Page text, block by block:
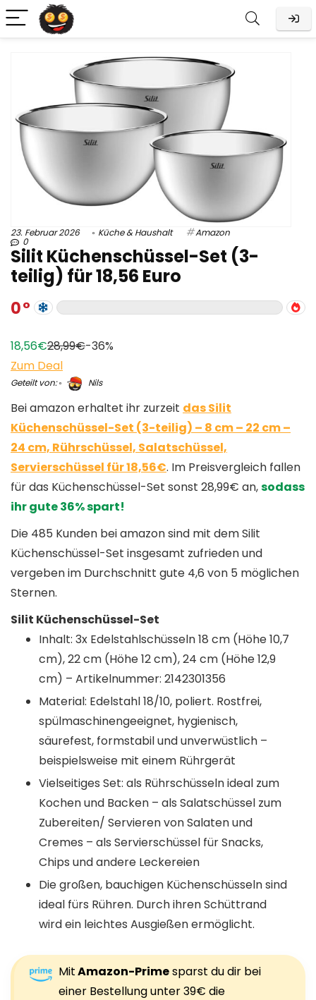
23. Februar 2026 Küche & Haushalt Amazon
0
Silit Küchenschüssel-Set (3-
teilig) für 18,56 Euro
0
18,56€28,99€-36%
Zum Deal
Geteilt von: Nils
Bei amazon erhaltet ihr zurzeit das Silit
Küchenschüssel-Set (3-teilig) – 8 cm – 22 cm –
24 cm, Rührschüssel, Salatschüssel,
Servierschüssel für 18,56€. Im Preisvergleich fallen
für das Küchenschüssel-Set sonst 28,99€ an,sodass
ihr gute 36% spart!
Die 485 Kunden bei amazon sind mit dem Silit
Küchenschüssel-Set insgesamt zufrieden und
vergeben im Durchschnitt gute 4,6 von 5 möglichen
Sternen.
Silit Küchenschüssel-Set
Inhalt: 3x Edelstahlschüsseln 18 cm (Höhe 10,7
cm), 22 cm (Höhe 12 cm), 24 cm (Höhe 12,9
cm) – Artikelnummer: 2142301356
Material: Edelstahl 18/10, poliert. Rostfrei,
spülmaschinengeeignet, hygienisch,
säurefest, formstabil und unverwüstlich –
beispielsweise mit einem Rührgerät
Vielseitiges Set: als Rührschüsseln ideal zum
Kochen und Backen – als Salatschüssel zum
Zubereiten/ Servieren von Salaten und
Cremes – als Servierschüssel für Snacks,
Chips und andere Leckereien
Die großen, bauchigen Küchenschüsseln sind
ideal fürs Rühren. Durch ihren Schüttrand
wird ein leichtes Ausgießen ermöglicht.
MitAmazon-Primesparst du dir bei
einer Bestellung unter 39€ die